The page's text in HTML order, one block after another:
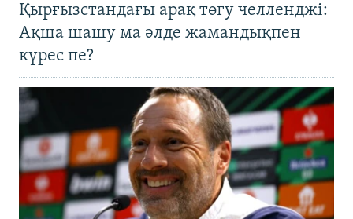
Қырғызстандағы арақ төгу челленджі:
Ақша шашу ма әлде жамандықпен
күрес пе?